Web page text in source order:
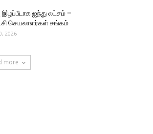
இழப்பீடாக ஐந்து லட்சம் –
செயலாளர்கள் சங்கம்
2026
more